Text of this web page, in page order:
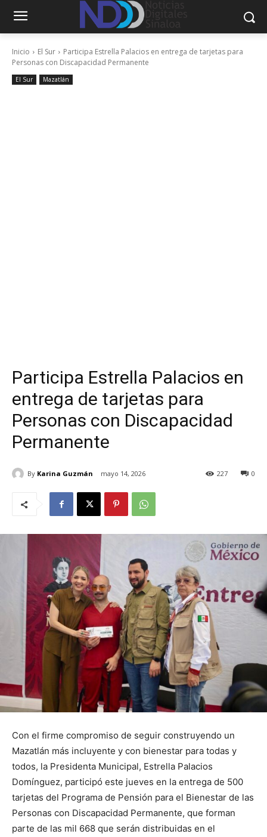
Inicio El Sur
Participa Estrella Palacios en entrega de tarjetas para
Personas con Discapacidad Permanente
El Sur Mazatlán
Participa Estrella Palacios en
entrega de tarjetas para
Personas con Discapacidad
Permanente
By Karina Guzmán mayo 14, 2026 0
227
Con el firme compromiso de seguir construyendo un
Mazatlán más incluyente y con bienestar para todas y
todos, la Presidenta Municipal, Estrella Palacios
Domínguez, participó este jueves en la entrega de 500
tarjetas del Programa de Pensión para el Bienestar de las
Personas con Discapacidad Permanente, que forman
parte de las mil 668 que serán distribuidas en el